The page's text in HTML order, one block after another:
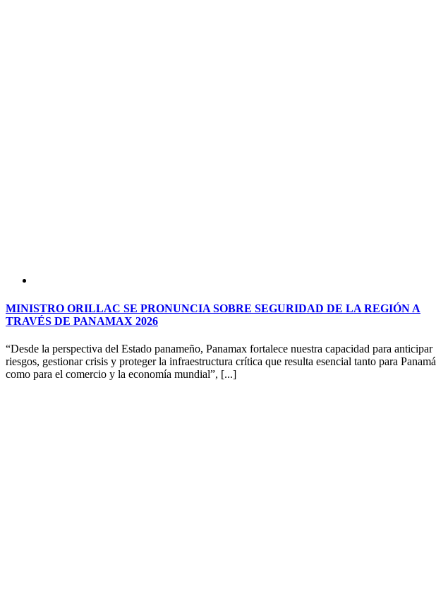
MINISTRO ORILLAC SE PRONUNCIA SOBRE SEGURIDAD DE LA REGIÓN A
TRAVÉS DE PANAMAX 2026
“Desde la perspectiva del Estado panameño, Panamax fortalece nuestra capacidad para anticipar
riesgos, gestionar crisis y proteger la infraestructura crítica que resulta esencial tanto para Panamá
como para el comercio y la economía mundial”, [...]